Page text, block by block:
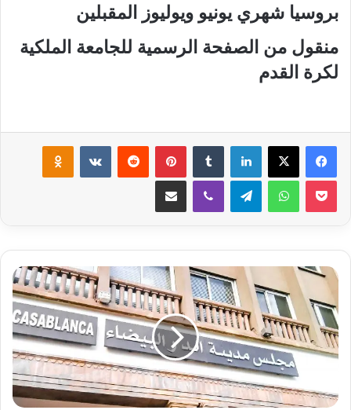
بروسيا شهري يونيو ويوليوز المقبلين
منقول من الصفحة الرسمية للجامعة الملكية
لكرة القدم
لينكدإن بينتيريست
واتساب
ش
ك
ا
ت
ا
ن